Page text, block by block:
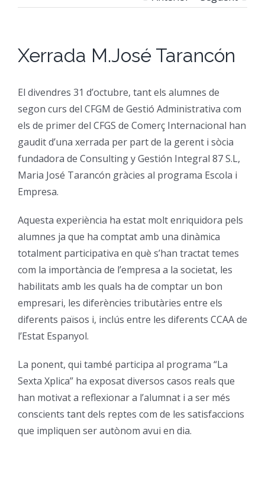
CFGS Comerç
CFGS Màrqueting i
CFGS Sistemes
CP Operacions auxiliars
Beques
Borsa de Treball
Catàleg de serveis
Certificació d’idiomes
Mobilitat | Erasmus +
Orientació
Notícies
Qui Som
On Som
Instal·lacions
Xerrada M.José Tarancón
El divendres 31 d’octubre, tant els alumnes de
segon curs del CFGM de Gestió Administrativa com
els de primer del CFGS de Comerç Internacional han
gaudit d’una xerrada per part de la gerent i sòcia
fundadora de Consulting y Gestión Integral 87 S.L,
Maria José Tarancón gràcies al programa Escola i
Empresa.
Aquesta experiència ha estat molt enriquidora pels
alumnes ja que ha comptat amb una dinàmica
totalment participativa en què s’han tractat temes
com la importància de l’empresa a la societat, les
habilitats amb les quals ha de comptar un bon
empresari, les diferències tributàries entre els
diferents països i, inclús entre les diferents CCAA de
l’Estat Espanyol.
La ponent, qui també participa al programa “La
Sexta Xplica” ha exposat diversos casos reals que
han motivat a reflexionar a l’alumnat i a ser més
conscients tant dels reptes com de les satisfaccions
que impliquen ser autònom avui en dia.